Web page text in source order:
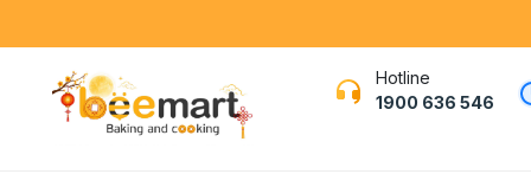
Hotline
1900 636 546